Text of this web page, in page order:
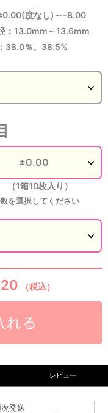
度なし)～-8.00
：13.0mm～13.6mm
38.0％、38.5%
（1箱10枚入り）
を選択してください
（税込）
れる
レビュー
発送